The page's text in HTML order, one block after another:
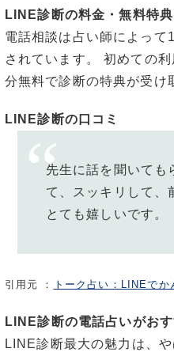
LINE診断の料金・無料特典
電話相談は占い師によっ
されています。 初めての
分無料で診断の特典が受け
LINE診断の口コミ
先生に話を聞いても
て、スッキリして、
とても嬉しいです。
引用元 ： トーク占い：LINEで
LINE診断の電話占いがお
LINE診断最大の魅力は、